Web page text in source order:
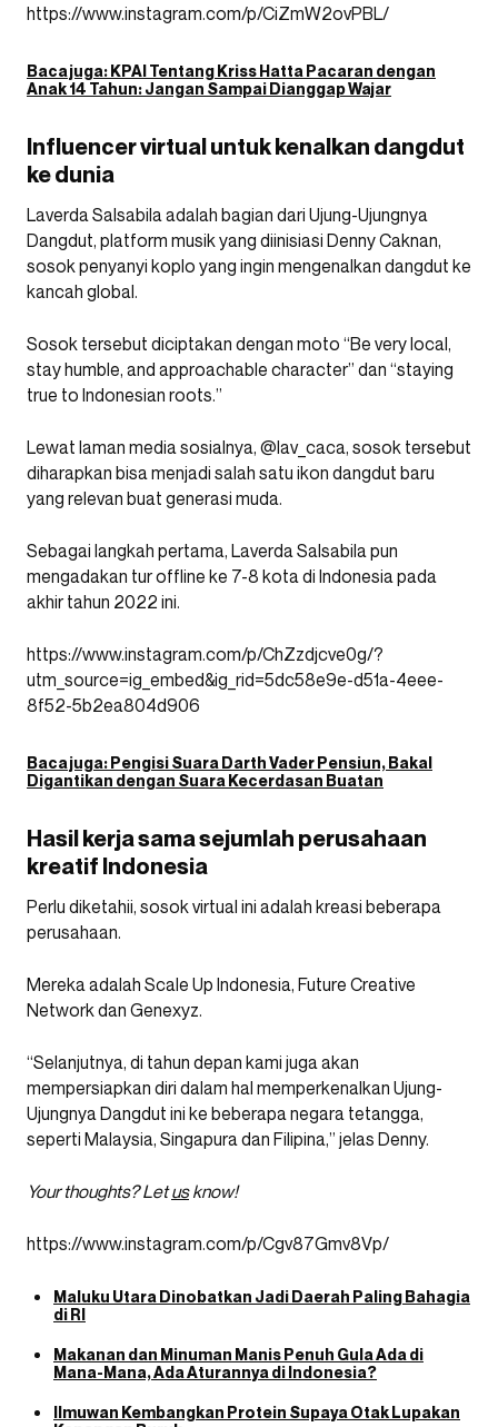
https://www.instagram.com/p/CiZmW2ovPBL/
Baca juga:KPAI Tentang Kriss Hatta Pacaran dengan
Anak 14 Tahun: Jangan Sampai Dianggap Wajar
Influencer virtual untuk kenalkan dangdut
ke dunia
Laverda Salsabila adalah bagian dari Ujung-Ujungnya
Dangdut, platform musik yang diinisiasi Denny Caknan,
sosok penyanyi koplo yang ingin mengenalkan dangdut ke
kancah global.
Sosok tersebut diciptakan dengan moto “Be very local,
stay humble, and approachable character” dan “staying
true to Indonesian roots.”
Lewat laman media sosialnya, @lav_caca, sosok tersebut
diharapkan bisa menjadi salah satu ikon dangdut baru
yang relevan buat generasi muda.
Sebagai langkah pertama, Laverda Salsabila pun
mengadakan tur offline ke 7-8 kota di Indonesia pada
akhir tahun 2022 ini.
https://www.instagram.com/p/ChZzdjcve0g/?
utm_source=ig_embed&ig_rid=5dc58e9e-d51a-4eee-
8f52-5b2ea804d906
Baca juga:Pengisi Suara Darth Vader Pensiun, Bakal
Digantikan dengan Suara Kecerdasan Buatan
Hasil kerja sama sejumlah perusahaan
kreatif Indonesia
Perlu diketahii, sosok virtual ini adalah kreasi beberapa
perusahaan.
Mereka adalah Scale Up Indonesia, Future Creative
Network dan Genexyz.
“Selanjutnya, di tahun depan kami juga akan
mempersiapkan diri dalam hal memperkenalkan Ujung-
Ujungnya Dangdut ini ke beberapa negara tetangga,
seperti Malaysia, Singapura dan Filipina,” jelas Denny.
Your thoughts? Letusknow!
https://www.instagram.com/p/Cgv87Gmv8Vp/
Maluku Utara Dinobatkan Jadi Daerah Paling Bahagia
di RI
Makanan dan Minuman Manis Penuh Gula Ada di
Mana-Mana, Ada Aturannya di Indonesia?
Ilmuwan Kembangkan Protein Supaya Otak Lupakan